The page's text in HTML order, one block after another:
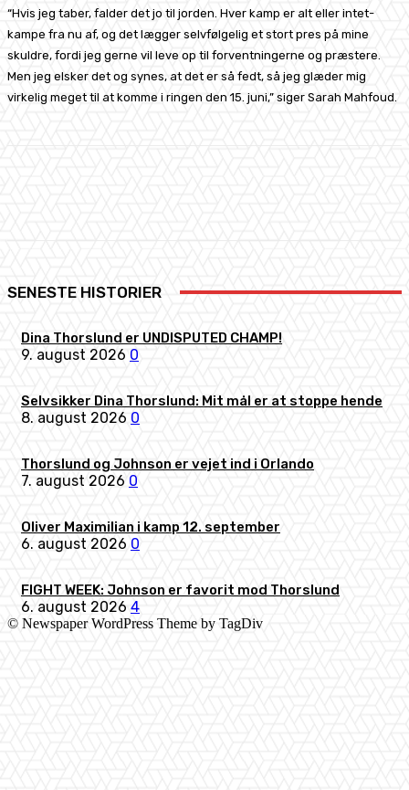
“Hvis jeg taber, falder det jo til jorden. Hver kamp er alt eller intet-
kampe fra nu af, og det lægger selvfølgelig et stort pres på mine
skuldre, fordi jeg gerne vil leve op til forventningerne og præstere.
Men jeg elsker det og synes, at det er så fedt, så jeg glæder mig
virkelig meget til at komme i ringen den 15. juni,” siger Sarah Mahfoud.
SENESTE HISTORIER
Dina Thorslund er UNDISPUTED CHAMP!
9. august 2026 0
Selvsikker Dina Thorslund: Mit mål er at stoppe hende
8. august 2026 0
Thorslund og Johnson er vejet ind i Orlando
7. august 2026 0
Oliver Maximilian i kamp 12. september
6. august 2026 0
FIGHT WEEK: Johnson er favorit mod Thorslund
6. august 2026 4
© Newspaper WordPress Theme by TagDiv